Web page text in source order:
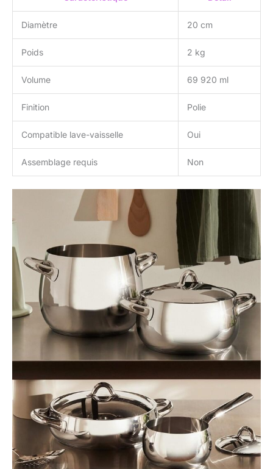
Diamètre 20 cm
Poids 2 kg
Volume 69 920 ml
Finition Polie
Compatible lave-vaisselle Oui
Assemblage requis Non